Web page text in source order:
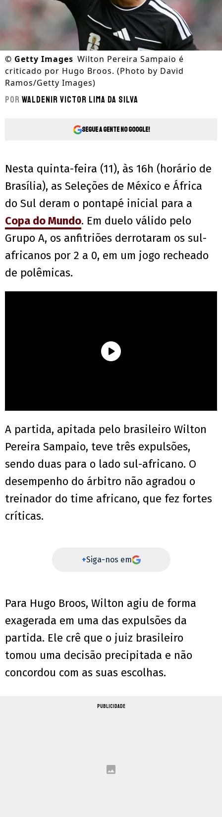
© Getty Images Wilton Pereira Sampaio é
criticado por Hugo Broos. (Photo by David
Ramos/Getty Images)
Por Waldenir Victor Lima Da Silva
Segue a gente no Google!
Nesta quinta-feira (11), às 16h (horário de
Brasília), as Seleções de México e África
do Sul deram o pontapé inicial para a
Copa do Mundo. Em duelo válido pelo
Grupo A, os anfitriões derrotaram os sul-
africanos por 2 a 0, em um jogo recheado
de polêmicas.
A partida, apitada pelo brasileiro Wilton
Pereira Sampaio, teve três expulsões,
sendo duas para o lado sul-africano. O
desempenho do árbitro não agradou o
treinador do time africano, que fez fortes
críticas.
+Siga-nos em
Para Hugo Broos, Wilton agiu de forma
exagerada em uma das expulsões da
partida. Ele crê que o juiz brasileiro
tomou uma decisão precipitada e não
concordou com as suas escolhas.
PUBLICIDADE